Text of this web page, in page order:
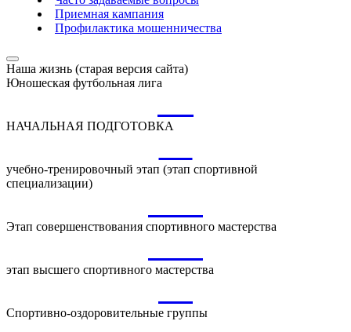
Приемная кампания
Профилактика мошенничества
Наша жизнь (старая версия сайта)
Юношеская футбольная лига
НАЧАЛЬНАЯ ПОДГОТОВКА
учебно-тренировочный этап (этап спортивной
специализации)
Этап совершенствования спортивного мастерства
этап высшего спортивного мастерства
Спортивно-оздоровительные группы